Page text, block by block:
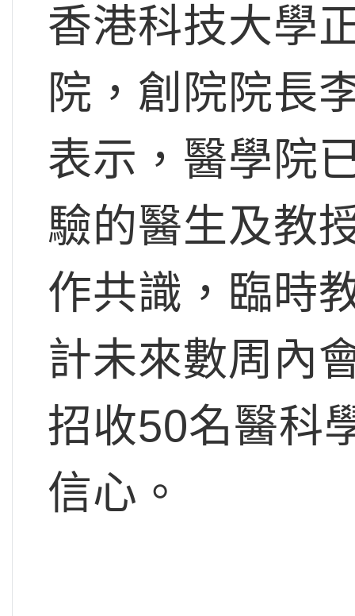
香港科技大學
院，創院院長
表示，醫學院
驗的醫生及教
作共識，臨時
計未來數周內
招收50名醫科
信心。